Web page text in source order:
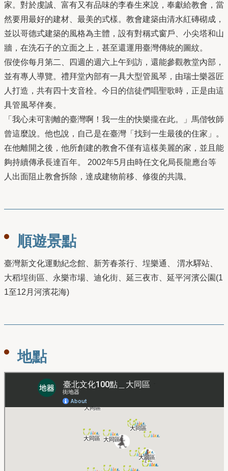
家。對於虔誠、富有又有品味的李春生來說，奉獻給教會，當
然要用最好的建材、最美的式樣。教會建築由清水紅磚砌成，
並以哥德式建築的風格為主體，設有對稱式窗戶、小尖塔和山
牆，在洗石子的立面之上，甚至還運用臺灣傳統的圖紋。
假使你每月第二、四週的週六上午到訪，還能參觀教堂內部，
並有專人導覽。禮拜堂內部有一具大型管風琴，由瑞士樂器匠
人打造，共有四十支音栓。今日的信徒們唱聖歌時，正是由這
具管風琴伴奏。
「我心未可割離的臺灣啊！我一生的快樂攏在此。」馬偕牧師
曾這麼說。他也說，自己是在臺灣「找到一生最後的住家」。
在他離開之後，他所創建的教會不僅有這樣美麗的家，並且能
夠持續傳承長達百年。 2002年5月由時任文化局長龍應台等
人出面阻止教會拆除，達成建物前移、修復的共識。
順遊景點
臺灣新文化運動紀念館、新芳春茶行、埕樂通、 渭水驛站、
大稻埕街區、永樂市場、迪化街、延三夜市、延平河濱公園(1
1至12月河濱花海)
地點